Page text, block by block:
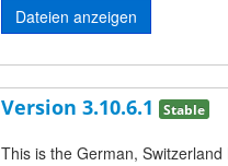
Dateien anzeigen
Version 3.10.6.1 Stable
This is the German,